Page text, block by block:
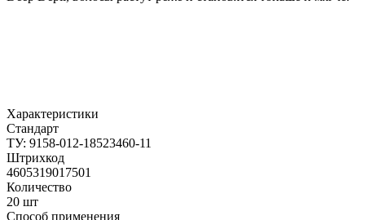
Характеристики
Стандарт
ТУ: 9158-012-18523460-11
Штрихкод
4605319017501
Количество
20 шт
Способ применения